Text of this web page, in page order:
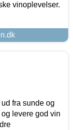
vinoplevelser.
fra sunde og
levere god vin